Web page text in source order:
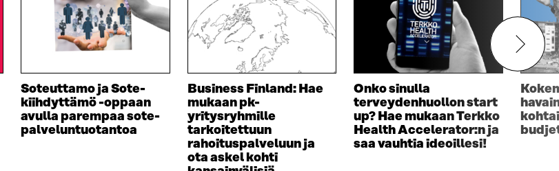
Soteuttamo ja Sote-
kiihdyttämö -oppaan
avulla parempaa sote-
palveluntuotantoa
Business Finland: Hae
mukaan pk-
yritysryhmille
tarkoitettuun
rahoituspalveluun ja
ota askel kohti
Onko sinulla
terveydenhuollon start
up? Hae mukaan Terkko
Health Accelerator:n ja
saa vauhtia ideoillesi!